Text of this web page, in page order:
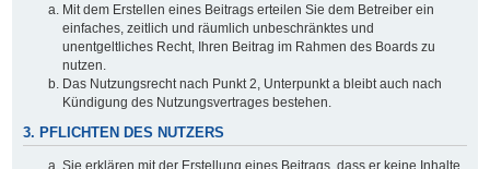
Mit dem Erstellen eines Beitrags erteilen Sie dem Betreiber ein
einfaches, zeitlich und räumlich unbeschränktes und
unentgeltliches Recht, Ihren Beitrag im Rahmen des Boards zu
nutzen.
Das Nutzungsrecht nach Punkt 2, Unterpunkt a bleibt auch nach
Kündigung des Nutzungsvertrages bestehen.
3. PFLICHTEN DES NUTZERS
Sie erklären mit der Erstellung eines Beitrags, dass er keine Inhalte